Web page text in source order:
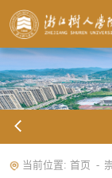
当前位置:首页 -